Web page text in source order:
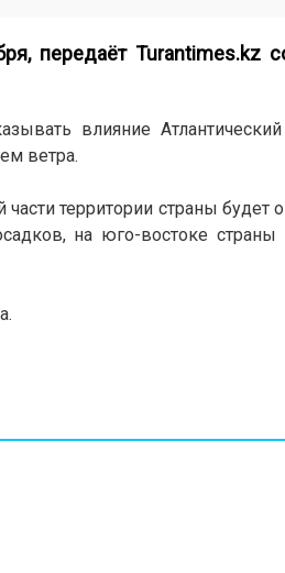
передаёт Turantimes.kz
влияние
ветра.
территории страны будет
на юго-востоке